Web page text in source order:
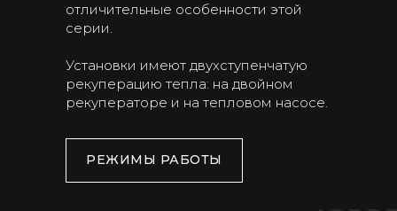
отличительные особенности этой
серии.
Установки имеют двухступенчатую
рекуперацию тепла: на двойном
рекуператоре и на тепловом насосе.
РЕЖИМЫ РАБОТЫ